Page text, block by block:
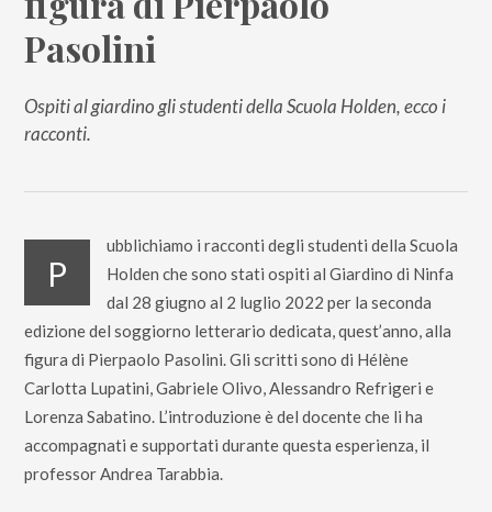
Pasolini
Ospiti al giardino gli studenti della Scuola Holden, ecco i
racconti.
P
ubblichiamo i racconti degli studenti della Scuola
Holden che sono stati ospiti al Giardino di Ninfa
dal 28 giugno al 2 luglio 2022 per la seconda
edizione del soggiorno letterario dedicata, quest’anno, alla
figura di Pierpaolo Pasolini. Gli scritti sono di Hélène
Carlotta Lupatini, Gabriele Olivo, Alessandro Refrigeri e
Lorenza Sabatino. L’introduzione è del docente che li ha
accompagnati e supportati durante questa esperienza, il
professor Andrea Tarabbia.